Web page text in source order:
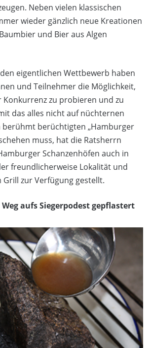
Neben vielen klassischen
wieder gänzlich neue Kreationen
und Bier aus Algen
eigentlichen Wettbewerb haben
und Teilnehmer die Möglichkeit,
Konkurrenz zu probieren und zu
das alles nicht auf nüchternen
berühmt berüchtigten „Hamburger
muss, hat die Ratsherrn
Schanzenhöfen auch in
freundlicherweise Lokalität und
Grill zur Verfügung gestellt.
aufs Siegerpodest gepflastert